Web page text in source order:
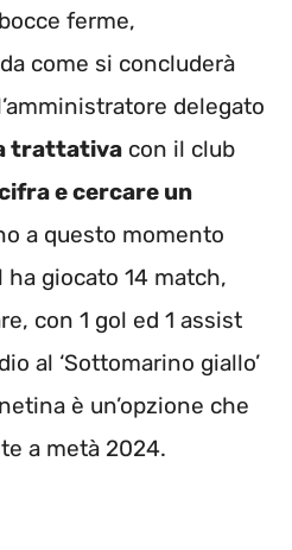
ferme,
come si concluderà
delegato
trattativa con il club
e cercare un
a questo momento
giocato 14 match,
con 1 gol ed 1 assist
al ‘Sottomarino giallo’
è un’opzione che
a metà 2024.